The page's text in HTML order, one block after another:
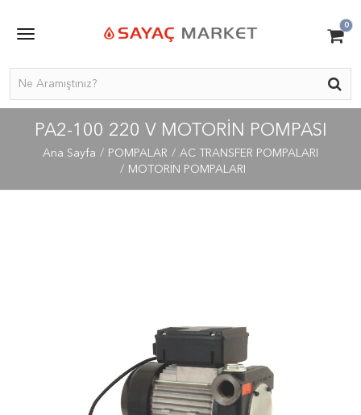
0
PA2-100 220 V MOTORIN POMPASI
Ana Sayfa POMPALAR
AC TRANSFER POMPALARI
MOTORİN POMPALARI